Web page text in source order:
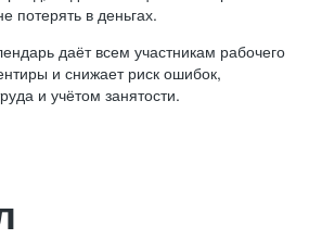
потерять в деньгах.
даёт всем участникам рабочего
и снижает риск ошибок,
и учётом занятости.